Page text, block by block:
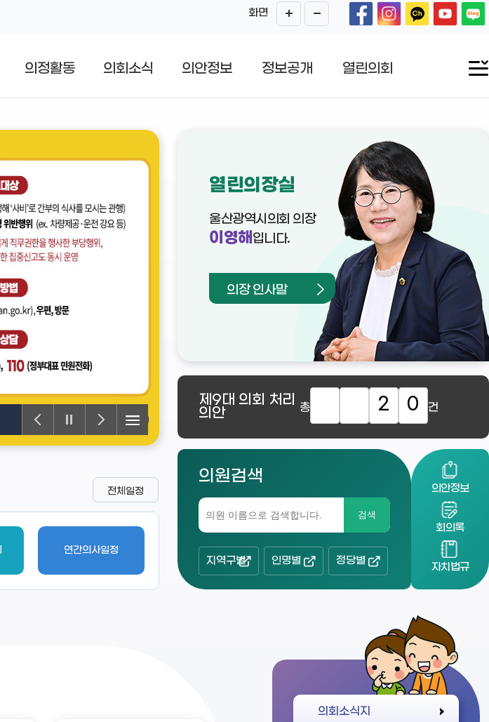
화면
의정활동 의회소식 의안정보 정보공개 열린의회
열린의장실
울산광역시의회 의장
이영해 입니다.
의장 인사말
제9대 의회 처리
의안 총 2 0 건
연간의사일정
전체일정
의원검색
검색
지역구별 인명별 정당별
의안정보
회의록
자치법규
의회소식지